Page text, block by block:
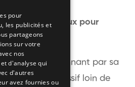
est-il dangereux pour
est impressionnant par sa
peu agressif loin de
pour
les publicités et
partageons
sur votre
nos
d'analyse qui
d'autres
avez fournies ou